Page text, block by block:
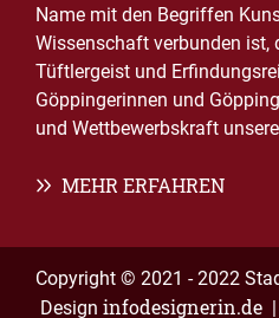
Name mit den Begriffen
Wissenschaft verbunden ist,
Tüftlergeist und
Göppingerinnen und
und Wettbewerbskraft
MEHR ERFAHREN
Copyright © 2021 - 2022
Design infodesignerin.de